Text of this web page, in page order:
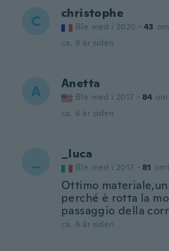
C christophe
Ble med i 2020 · 43
ca. 6 år siden
A Anetta
Ble med i 2017 · 84
ca. 6 år siden
_luca
Ble med i 2017 · 81
Ottimo
perché è rotta la
passaggio della
ca. 6 år siden